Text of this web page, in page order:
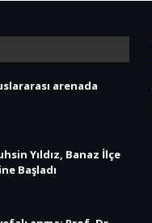
arenada
Yıldız, Banaz İlçe
Başladı